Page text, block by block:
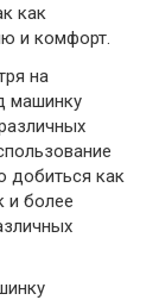
как
и комфорт.
на
машинку
добиться как
и более